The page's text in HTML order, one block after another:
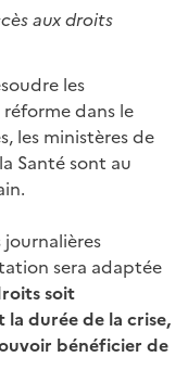
aux droits
les
dans le
les ministères de
Santé sont au
sera adaptée
soit
durée de la crise,
bénéficier de